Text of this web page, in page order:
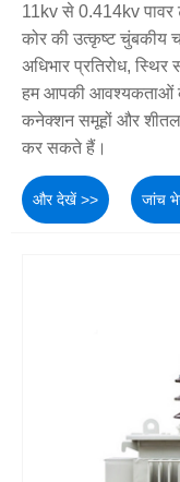
11kv से 0.414kv पावर
कोर की उत्कृष्ट चुंबकीय
अधिभार प्रतिरोध,
हम आपकी आवश्यकताओं के
कनेक्शन समूहों और
कर सकते हैं।
और देखें >> जांच